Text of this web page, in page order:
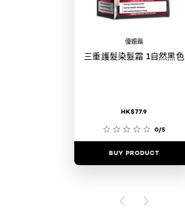
優媚霜
三重護髮染髮霜 1自然黑色
HK$77.9
0/5
BUY PRODUCT
PREVIOUS CARD
NEXT CARD